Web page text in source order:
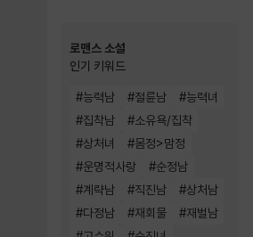
로맨스 소설
인기 키워드
#능력남 #절륜남 #능력녀
#집착남 #소유욕/집착
#상처녀 #몸정>맘정
#운명적사랑 #순정남
#계략남 #직진남 #상처남
#다정남 #재회물 #재벌남